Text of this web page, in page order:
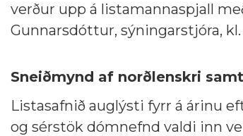
verður upp á listamannaspjall
Gunnarsdóttur, sýningarstjóra, kl.
Sneiðmynd af norðlenskri
Listasafnið auglýsti fyrr á árinu
og sérstök dómnefnd valdi inn